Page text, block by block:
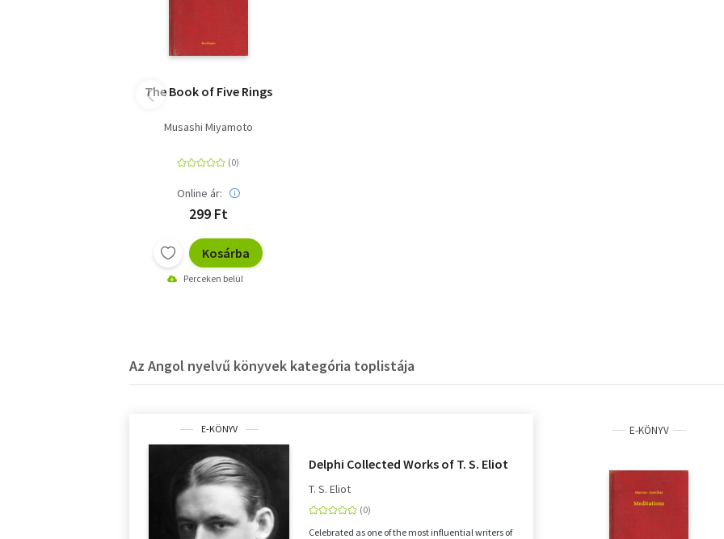
The Book of Five Rings
Musashi Miyamoto
Online ár:
299 Ft
Kosárba
Perceken belül
Az Angol nyelvű könyvek kategória toplistája
E-KÖNYV
Delphi Collected Works of T. S. Eliot
T. S. Eliot
Celebrated as one of the most influential writers of
E-KÖNYV